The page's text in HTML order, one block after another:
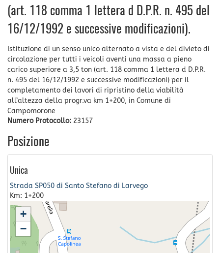
(art. 118 comma 1 lettera d D.P.R. n. 495 del
16/12/1992 e successive modificazioni).
Istituzione di un senso unico alternato a vista e del divieto di
circolazione per tutti i veicoli aventi una massa a pieno
carico superiore a 3,5 ton (art. 118 comma 1 lettera d D.P.R.
n. 495 del 16/12/1992 e successive modificazioni) per il
completamento dei lavori di ripristino della viabilità
all’altezza della progr.va km 1+200, in Comune di
Campomorone
Numero Protocollo: 23157
Posizione
Unica
Strada SP050 di Santo Stefano di Larvego
Km: 1+200
+
−